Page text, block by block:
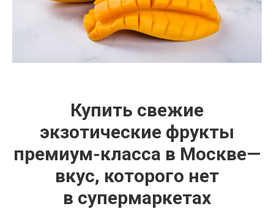
Купить свежие
экзотические фрукты
премиум-класса в Москве—
вкус, которого нет
в супермаркетах